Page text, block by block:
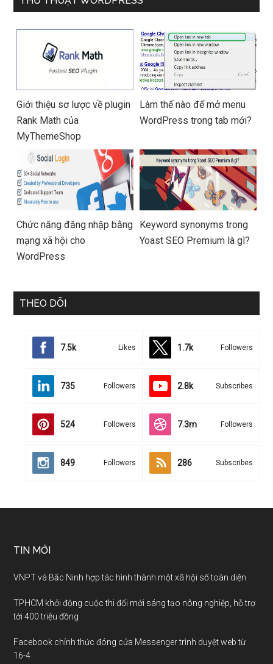
Giới thiệu sơ lược về plugin
Rank Math của
MyThemeShop
Làm thế nào để mở menu
WordPress trong tab mới?
Chức năng đăng nhập bằng
mạng xã hội cho
WordPress
Keyword synonyms trong
Yoast SEO Premium là gì?
THEO DÕI
7.5k Likes 1.7k Followers
735 Followers 2.8k Subscribes
524 Followers 7.3m Followers
849 Followers 286 Subscribes
TIN MỚI
VNPT và Bắc Ninh hợp tác hình thành một xã hội số toàn diện
TPHCM khởi động cuộc thi đổi mới sáng tạo nông nghiệp, hỗ trợ
tới 400 triệu đồng
Facebook chính thức đóng cửa Messenger trình duyệt web từ
16-4